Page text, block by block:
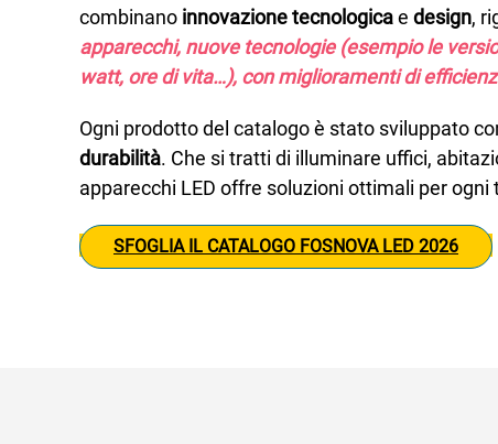
combinano innovazione tecnologicae design,
apparecchi, nuove tecnologie (esempio le
watt, ore di vita…), con miglioramenti di
Ogni prodotto del catalogo è stato sviluppato
durabilità. Che si tratti di illuminare uffici,
apparecchi LED offre soluzioni ottimali per ogni
SFOGLIA IL CATALOGO FOSNOVA LED 2026